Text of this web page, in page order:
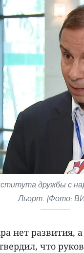
дружбы с
Льорт. (Фото:
нет развития,
что